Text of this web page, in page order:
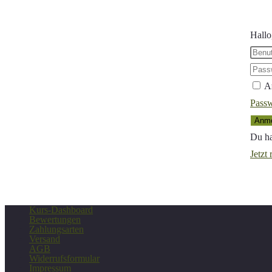
Du
Jetzt
Kurs-Dashboard
Bewertungen
Zahlungsarten
Versand
AGB
Widerrufsformular
Impressum